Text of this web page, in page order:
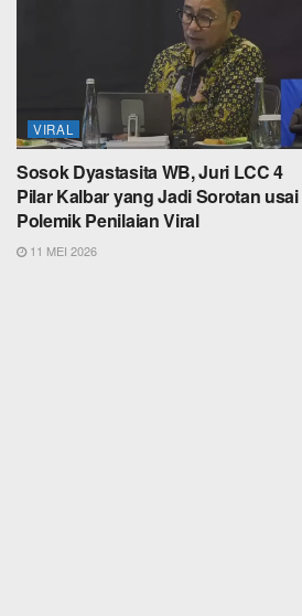
VIRAL
Sosok Dyastasita WB, Juri LCC 4
Pilar Kalbar yang Jadi Sorotan usai
Polemik Penilaian Viral